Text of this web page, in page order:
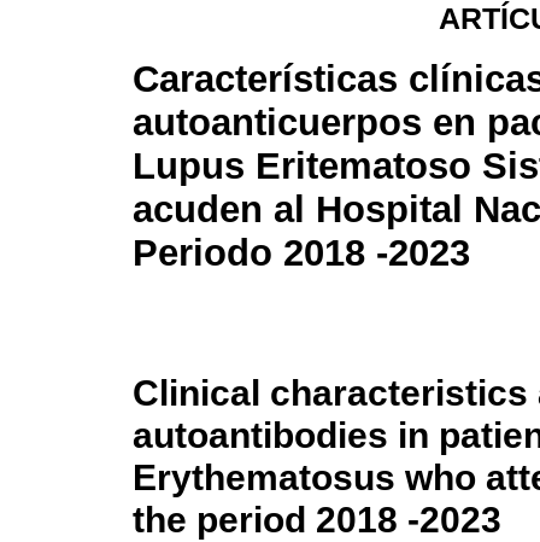
Características
autoanticuerpos en
Lupus Eritematoso
acuden al Hospital
Periodo 2018 -2023
Clinical characteristics
autoantibodies in
Erythematosus who
the period 2018 -2023